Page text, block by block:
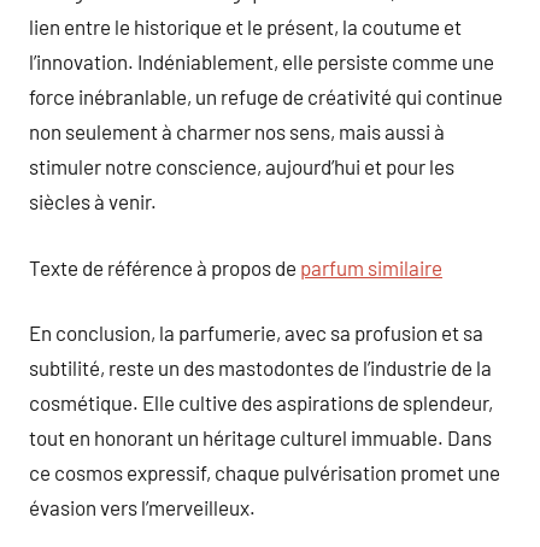
lien entre le historique et le présent, la coutume et
l’innovation. Indéniablement, elle persiste comme une
force inébranlable, un refuge de créativité qui continue
non seulement à charmer nos sens, mais aussi à
stimuler notre conscience, aujourd’hui et pour les
siècles à venir.
Texte de référence à propos de parfum similaire
En conclusion, la parfumerie, avec sa profusion et sa
subtilité, reste un des mastodontes de l’industrie de la
cosmétique. Elle cultive des aspirations de splendeur,
tout en honorant un héritage culturel immuable. Dans
ce cosmos expressif, chaque pulvérisation promet une
évasion vers l’merveilleux.